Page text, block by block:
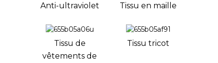
Anti-ultraviolet Tissu en maille
Tissu de
vêtements de
Tissu tricot